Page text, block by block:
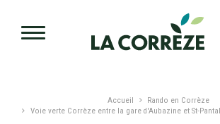
Accueil
Rando en Corrèze
Voie verte Corrèze entre la gare d'Aubazine et St-